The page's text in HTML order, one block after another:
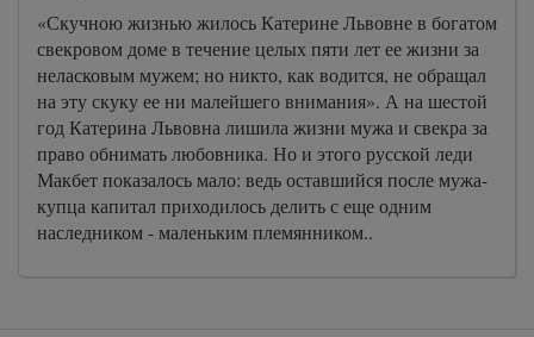
«Скучною жизнью жилось Катерине Львовне в богатом
свекровом доме в течение целых пяти лет ее жизни за
неласковым мужем; но никто, как водится, не обращал
на эту скуку ее ни малейшего внимания». А на шестой
год Катерина Львовна лишила жизни мужа и свекра за
право обнимать любовника. Но и этого русской леди
Макбет показалось мало: ведь оставшийся после мужа-
купца капитал приходилось делить с еще одним
наследником - маленьким племянником..